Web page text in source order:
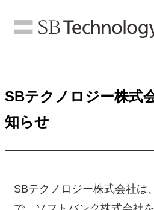
SBテクノロジー株式
知らせ
SBテクノロジー株式会社は